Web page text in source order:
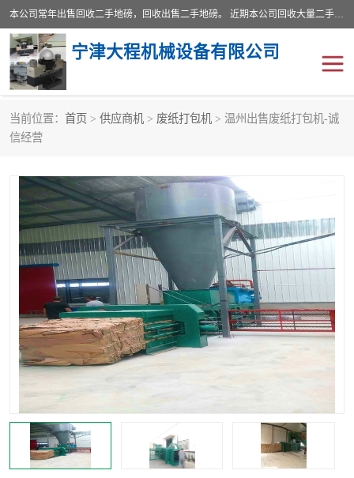
本公司常年出售回收二手地磅，回收出售二手地磅。 近期本公司回收大量二手地磅，型号齐全，宽度从2米到3.5米，长度5米到25米，承重吨位从10到200吨，成色7—9成新。 ? 使用年限6个月至2年，产品来源于个人闲置品，工矿企业停用品，因小换大而来。 精准度和新的一样， 二手地磅是内行人的选择，打个电话就省钱朋友您好等什么
宁津大程机械设备有限公司
当前位置： 首页 > 供应商机 > 废纸打包机 > 温州出售废纸打包机-诚
信经营
地磅
地磅传感器 废纸打包机
烘干机 食品烘干机
装载机电子秤 输送机
半自动输送机 全自动输送机
冷却塔 食品螺旋塔
撕碎机 木材撕碎机
塑料撕碎机